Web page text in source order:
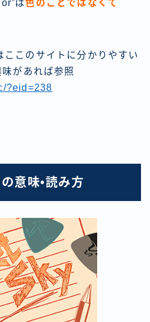
は色のことではなくて
ここのサイトに分かりやすい
があれば参照
?eid=238
意味•読み方